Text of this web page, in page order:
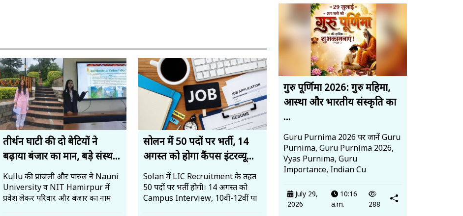
तीर्थन घाटी की दो बेटियों ने
बढ़ाया बंजार का मान, बड़े संस्थ...
Kullu की प्रांजली और पारुल ने Nauni
University व NIT Hamirpur में
प्रवेश लेकर परिवार और बंजार का नाम
सोलन में 50 पदों पर भर्ती, 14
अगस्त को होगा कैंपस इंटरव्यू...
Solan में LIC Recruitment के तहत
50 पदों पर भर्ती होगी। 14 अगस्त को
Campus Interview, 10वीं-12वीं पा
गुरु पूर्णिमा 2026: गुरु महिमा,
आस्था और भारतीय संस्कृति का
...
Guru Purnima 2026 पर जानें Guru
Purnima, Guru Purnima 2026,
Vyas Purnima, Guru
Importance, Indian Cu
July 29,
2026
10:16
a.m.
288